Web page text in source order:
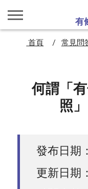
有
首頁 常見問
何謂「
照
發布日期
更新日期